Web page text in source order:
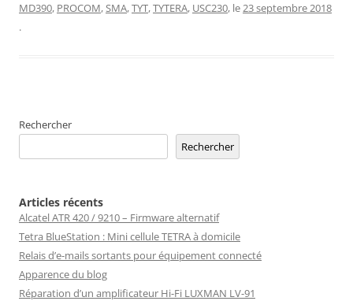
MD390, PROCOM,SMA,TYT,TYTERA, USC230, le23 septembre 2018
.
Rechercher
Rechercher
Articles récents
Alcatel ATR 420 / 9210 – Firmware alternatif
Tetra BlueStation : Mini cellule TETRA à domicile
Relais d’e-mails sortants pour équipement connecté
Apparence du blog
Réparation d’un amplificateur Hi-Fi LUXMAN LV-91